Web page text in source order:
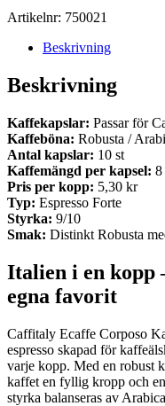
Artikelnr: 750021
Beskrivning
Beskrivning
Kaffekapslar: Passar för
Kaffeböna: Robusta /
Antal kapslar: 10 st
Kaffemängd per kapsel: 8
Pris per kopp: 5,30 kr
Typ: Espresso Forte
Styrka: 9/10
Smak: Distinkt Robusta
Italien i en kopp
egna favorit
Caffitaly Ecaffe Corposo
espresso skapad för
varje kopp. Med en robust
kaffet en fyllig kropp och
styrka balanseras av